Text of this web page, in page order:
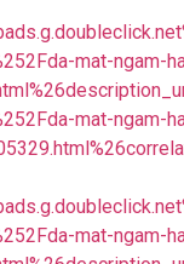
mat-ngam-
mat-ngam-
mat-ngam-